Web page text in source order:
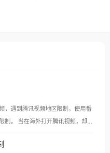
，遇到腾讯视频地区限制，使用番
视频，却突